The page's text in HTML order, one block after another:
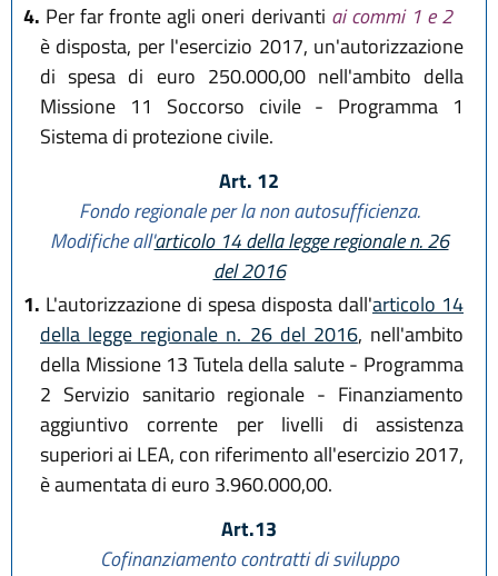
4. Per far fronte agli oneri derivanti ai commi 1 e 2
è disposta, per l'esercizio 2017, un'autorizzazione
di spesa di euro 250.000,00 nell'ambito della
Missione 11 Soccorso civile - Programma 1
Sistema di protezione civile.
Art. 12
Fondo regionale per la non autosufficienza.
Modifiche all'articolo 14 della legge regionale n. 26
del 2016
1. L'autorizzazione di spesa disposta dall'articolo 14
della legge regionale n. 26 del 2016, nell'ambito
della Missione 13 Tutela della salute - Programma
2 Servizio sanitario regionale - Finanziamento
aggiuntivo corrente per livelli di assistenza
superiori ai LEA, con riferimento all'esercizio 2017,
è aumentata di euro 3.960.000,00.
Art.13
Cofinanziamento contratti di sviluppo